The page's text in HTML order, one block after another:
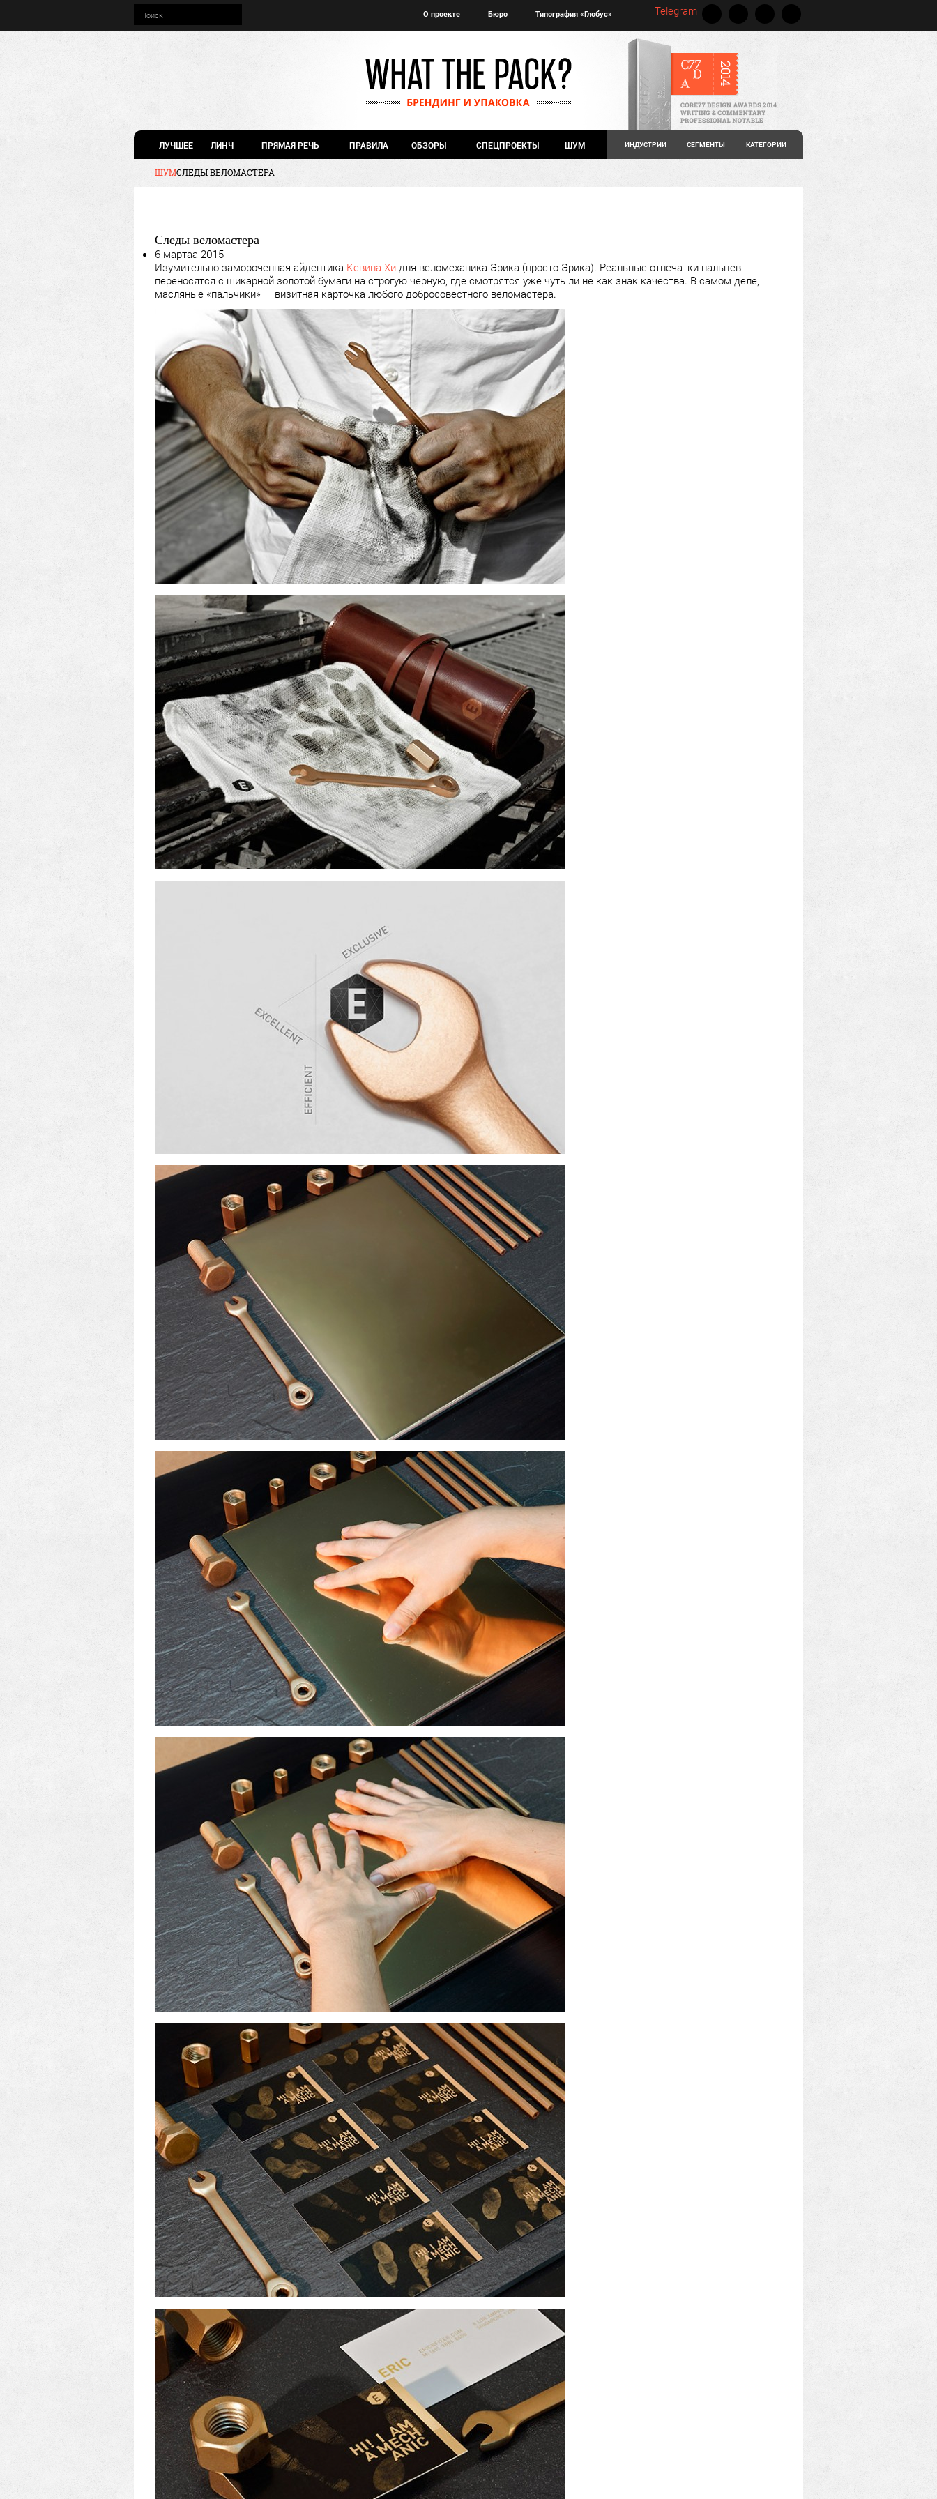
О проекте Бюро Типография «Глобус» Telegram
ЛУЧШЕЕ ЛИНЧ ПРЯМАЯ РЕЧЬ ПРАВИЛА ОБЗОРЫ СПЕЦПРОЕКТЫ ШУМ ИНДУСТРИИ СЕГМЕНТЫ КАТЕГОРИИ
ШУМСЛЕДЫ ВЕЛОМАСТЕРА
Следы веломастера
6 мартаа 2015
Изумительно замороченная айдентика Кевина Хи для веломеханика Эрика (просто Эрика). Реальные отпечатки пальцев
переносятся с шикарной золотой бумаги на строгую черную, где смотрятся уже чуть ли не как знак качества. В самом деле,
масляные «пальчики» — визитная карточка любого добросовестного веломастера.